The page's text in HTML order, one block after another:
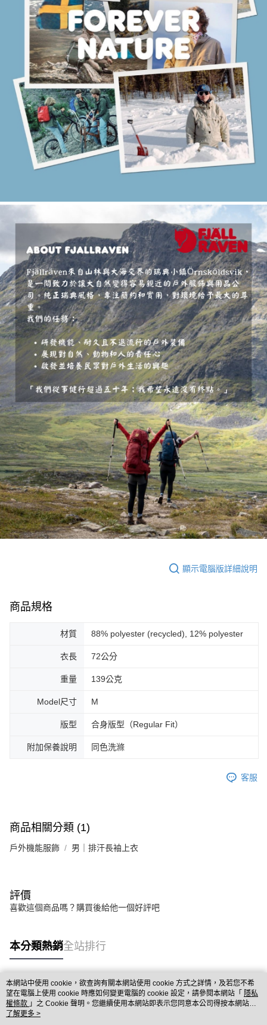
顯示電腦版詳細說明
商品規格
材質 88% polyester (recycled), 12% polyester
衣長 72公分
重量 139公克
Model尺寸 M
版型 合身版型（Regular Fit）
附加保養說明 同色洗滌
客服
商品相關分類 (1)
戶外機能服飾 男｜排汗長袖上衣
評價
喜歡這個商品嗎？購買後給他一個好評吧
本分類熱銷全站排行
熱門標籤
本網站中使用 cookie，欲查詢有關本網站使用 cookie 方式之詳情，及若您不希
望在電腦上使用 cookie 時應如何變更電腦的 cookie 設定，請參閱本網站「 隱私
權條款 」之 Cookie 聲明。您繼續使用本網站即表示您同意本公司得按本網站使
用條款之 Cookie 聲明使用 cookie。
了解更多 >